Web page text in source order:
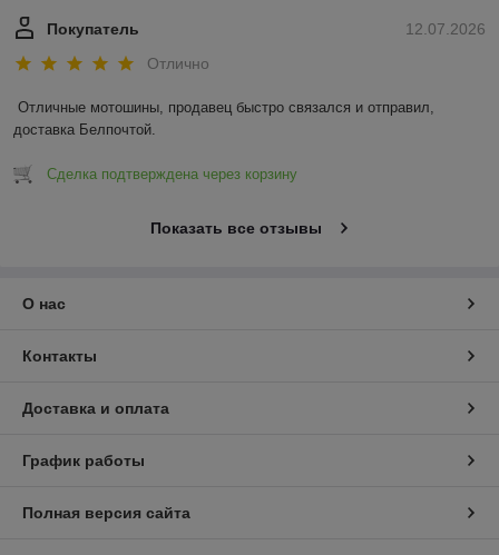
12.07.2026
Покупатель
Отлично
Отличные мотошины, продавец быстро связался и отправил,
доставка Белпочтой.
Сделка подтверждена через корзину
Показать все отзывы
О нас
Контакты
Доставка и оплата
График работы
Полная версия сайта